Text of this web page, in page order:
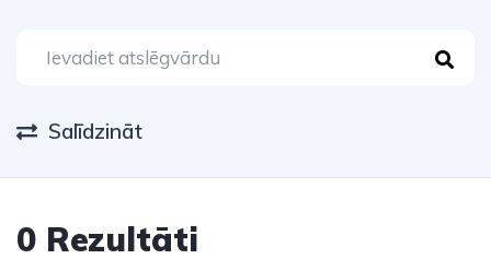
Salīdzināt
0 Rezultāti